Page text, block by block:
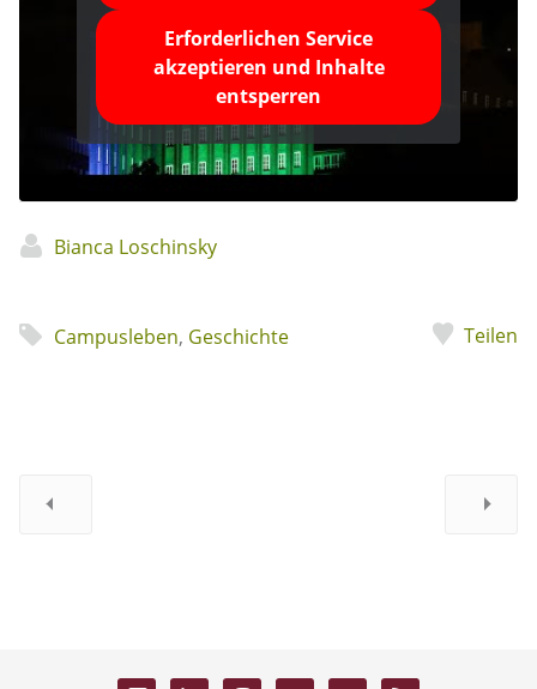
Erforderlichen Service
akzeptieren und Inhalte
entsperren
Bianca Loschinsky
Campusleben, Geschichte Teilen